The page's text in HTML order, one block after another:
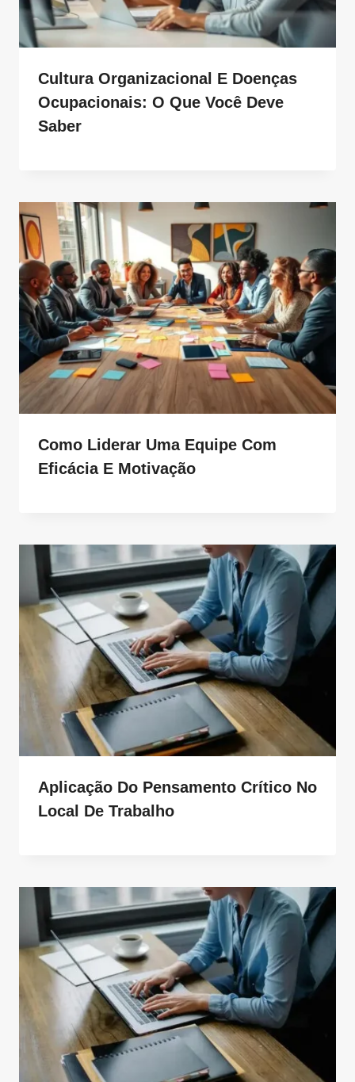
Cultura Organizacional E Doenças
Ocupacionais: O Que Você Deve
Saber
Como Liderar Uma Equipe Com
Eficácia E Motivação
Aplicação Do Pensamento Crítico No
Local De Trabalho